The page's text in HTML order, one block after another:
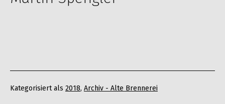
Kategorisiert als 2018, Archiv - Alte Brennerei